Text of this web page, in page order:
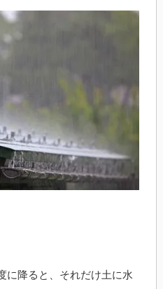
に降ると、それだけ土に水